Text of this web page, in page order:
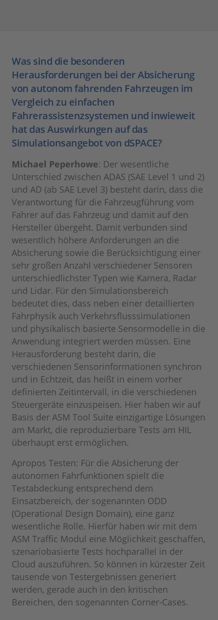
Was sind die besonderen
Herausforderungen bei der Absicherung
von autonom fahrenden Fahrzeugen im
Vergleich zu einfachen
Fahrerassistenzsystemen und inwieweit
hat das Auswirkungen auf das
Simulationsangebot von dSPACE?
Michael Peperhowe: Der wesentliche
Unterschied zwischen ADAS (SAE Level 1 und 2)
und AD (ab SAE Level 3) besteht darin, dass die
Verantwortung für die Fahrzeugführung vom
Fahrer auf das Fahrzeug und damit auf den
Hersteller übergeht. Damit verbunden sind
wesentlich höhere Anforderungen an die
Absicherung sowie die Berücksichtigung einer
sehr großen Anzahl verschiedener Sensoren
unterschiedlichster Typen wie Kamera, Radar
und Lidar. Für den Simulationsbereich
bedeutet dies, dass neben einer detaillierten
Fahrphysik auch Verkehrsflusssimulationen
und physikalisch basierte Sensormodelle in die
Anwendung integriert werden müssen. Eine
Herausforderung besteht darin, die
verschiedenen Sensorinformationen synchron
und in Echtzeit, das heißt in einem vorher
definierten Zeitintervall, in die verschiedenen
Steuergeräte einzuspeisen. Hier haben wir auf
Basis der ASM Tool Suite einzigartige Lösungen
am Markt, die reproduzierbare Tests am HIL
überhaupt erst ermöglichen.
Apropos Testen: Für die Absicherung der
autonomen Fahrfunktionen spielt die
Testabdeckung entsprechend dem
Einsatzbereich, der sogenannten ODD
(Operational Design Domain), eine ganz
wesentliche Rolle. Hierfür haben wir mit dem
ASM Traffic Modul eine Möglichkeit geschaffen,
szenariobasierte Tests hochparallel in der
Cloud auszuführen. So können in kürzester Zeit
tausende von Testergebnissen generiert
werden, gerade auch in den kritischen
Bereichen, den sogenannten Corner-Cases.